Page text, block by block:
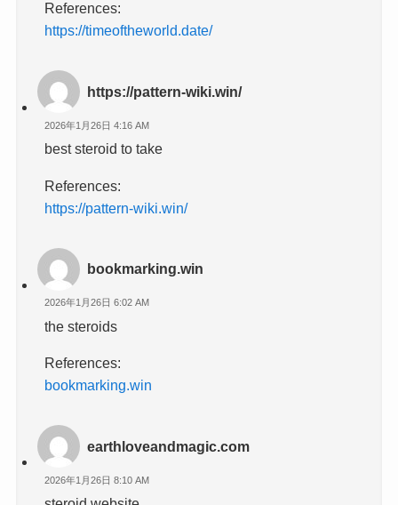
References:
https://timeoftheworld.date/
https://pattern-wiki.win/
2026年1月26日 4:16 AM
best steroid to take
References:
https://pattern-wiki.win/
bookmarking.win
2026年1月26日 6:02 AM
the steroids
References:
bookmarking.win
earthloveandmagic.com
2026年1月26日 8:10 AM